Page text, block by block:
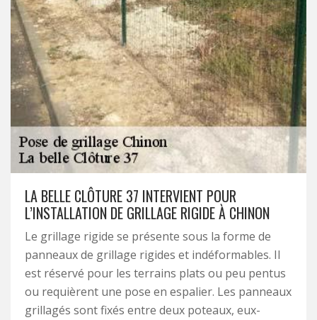
LA BELLE CLÔTURE 37 INTERVIENT POUR
L’INSTALLATION DE GRILLAGE RIGIDE À CHINON
Le grillage rigide se présente sous la forme de
panneaux de grillage rigides et indéformables. Il
est réservé pour les terrains plats ou peu pentus
ou requièrent une pose en espalier. Les panneaux
grillagés sont fixés entre deux poteaux, eux-